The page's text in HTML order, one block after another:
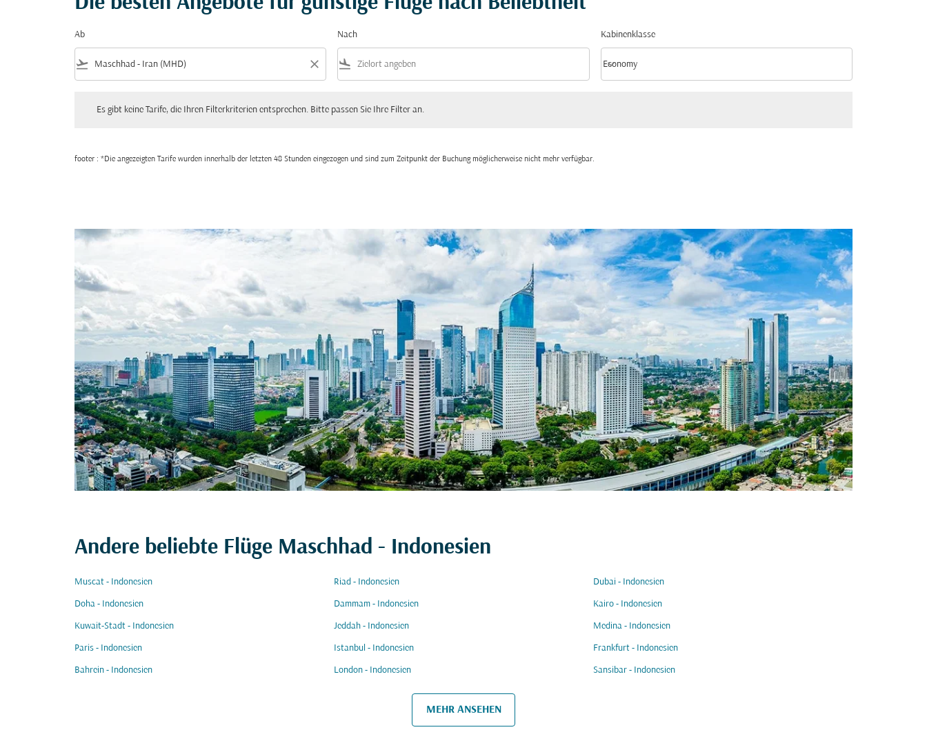
Ab
flight_takeoff close
Nach
flight_land
Kabinenklasse
Kabinenklasse option Economy Selected
Economy
keyboard_arrow_down
Es gibt keine Tarife, die Ihren Filterkriterien entsprechen. Bitte passen Sie Ihre Filter an.
footer : *Die angezeigten Tarife wurden innerhalb der letzten 48 Stunden eingezogen und sind zum Zeitpunkt der Buchung möglicherweise nicht mehr verfügbar.
Andere beliebte Flüge Maschhad - Indonesien
Muscat - Indonesien Riad - Indonesien Dubai - Indonesien
Doha - Indonesien Dammam - Indonesien Kairo - Indonesien
Kuwait-Stadt - Indonesien Jeddah - Indonesien Medina - Indonesien
Paris - Indonesien Istanbul - Indonesien Frankfurt - Indonesien
Bahrein - Indonesien London - Indonesien Sansibar - Indonesien
MEHR ANSEHEN